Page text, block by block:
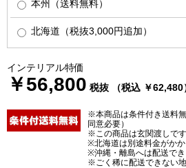
本州（送料無料）
北海道（税抜3,000円追加）
インテリアル特価
￥56,800 税抜 （税込 ￥62,480
※本商品は条件付き送料
同意必要）
※この商品は玄関渡しです
※北海道は別途料金がか
※沖縄・離島へは配送で
※ごく稀に配送できない地